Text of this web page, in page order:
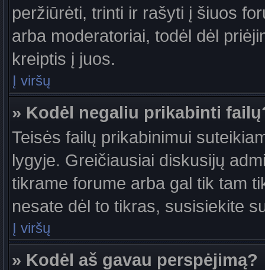
peržiūrėti, trinti ir rašyti į šiuos
arba moderatoriai, todėl dėl
kreiptis į juos.
Į viršų
» Kodėl negaliu prikabinti
Teisės failų prikabinimui
lygyje. Greičiausiai diskusijų
tikrame forume arba gal tik tam
nesate dėl to tikras, susisiekite
Į viršų
» Kodėl aš gavau perspėjimą?